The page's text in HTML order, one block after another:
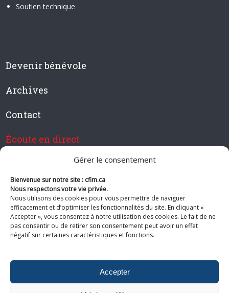
Gérer le consentement
Bienvenue sur notre site : cfim.ca
Nous respectons votre vie privée.
Nous utilisons des cookies pour vous permettre de naviguer
efficacement et d’optimiser les fonctionnalités du site. En cliquant «
Accepter », vous consentez à notre utilisation des cookies. Le fait de ne
pas consentir ou de retirer son consentement peut avoir un effet
négatif sur certaines caractéristiques et fonctions.
Accepter
Soutien technique
Devenir bénévole
Archives
Contact
Écoute en direct
Devenir membre de CFIM
Suivez-nous